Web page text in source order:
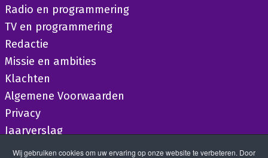
Radio en programmering
TV en programmering
Redactie
Missie en ambities
Klachten
Algemene Voorwaarden
Privacy
Jaarverslag
Wij gebruiken cookies om uw ervaring op onze website te verbeteren. Door